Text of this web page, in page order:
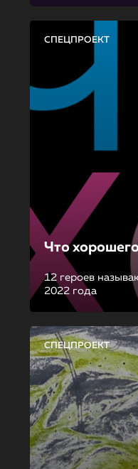
СПЕЦПРОЕКТ
Что
12 героев
2022 года
СПЕЦПРОЕКТ